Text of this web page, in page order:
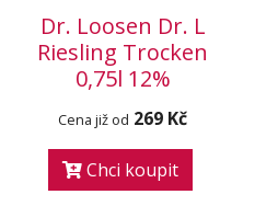
Dr. Loosen Dr. L
Riesling Trocken
0,75l 12%
Cena již od 269 Kč
Chci koupit